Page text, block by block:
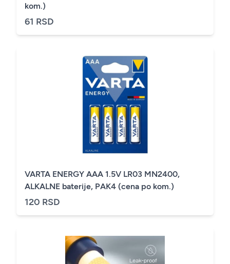
kom.)
61 RSD
VARTA ENERGY AAA 1.5V LR03 MN2400,
ALKALNE baterije, PAK4 (cena po kom.)
120 RSD